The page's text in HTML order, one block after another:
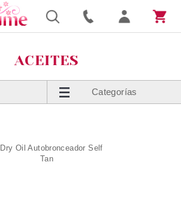
ACEITES
Categorías